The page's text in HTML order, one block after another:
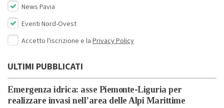
News Pavia
Eventi Nord-Ovest
Accetto l'iscrizione e la Privacy Policy
ULTIMI PUBBLICATI
Emergenza idrica: asse Piemonte-Liguria per
realizzare invasi nell’area delle Alpi Marittime